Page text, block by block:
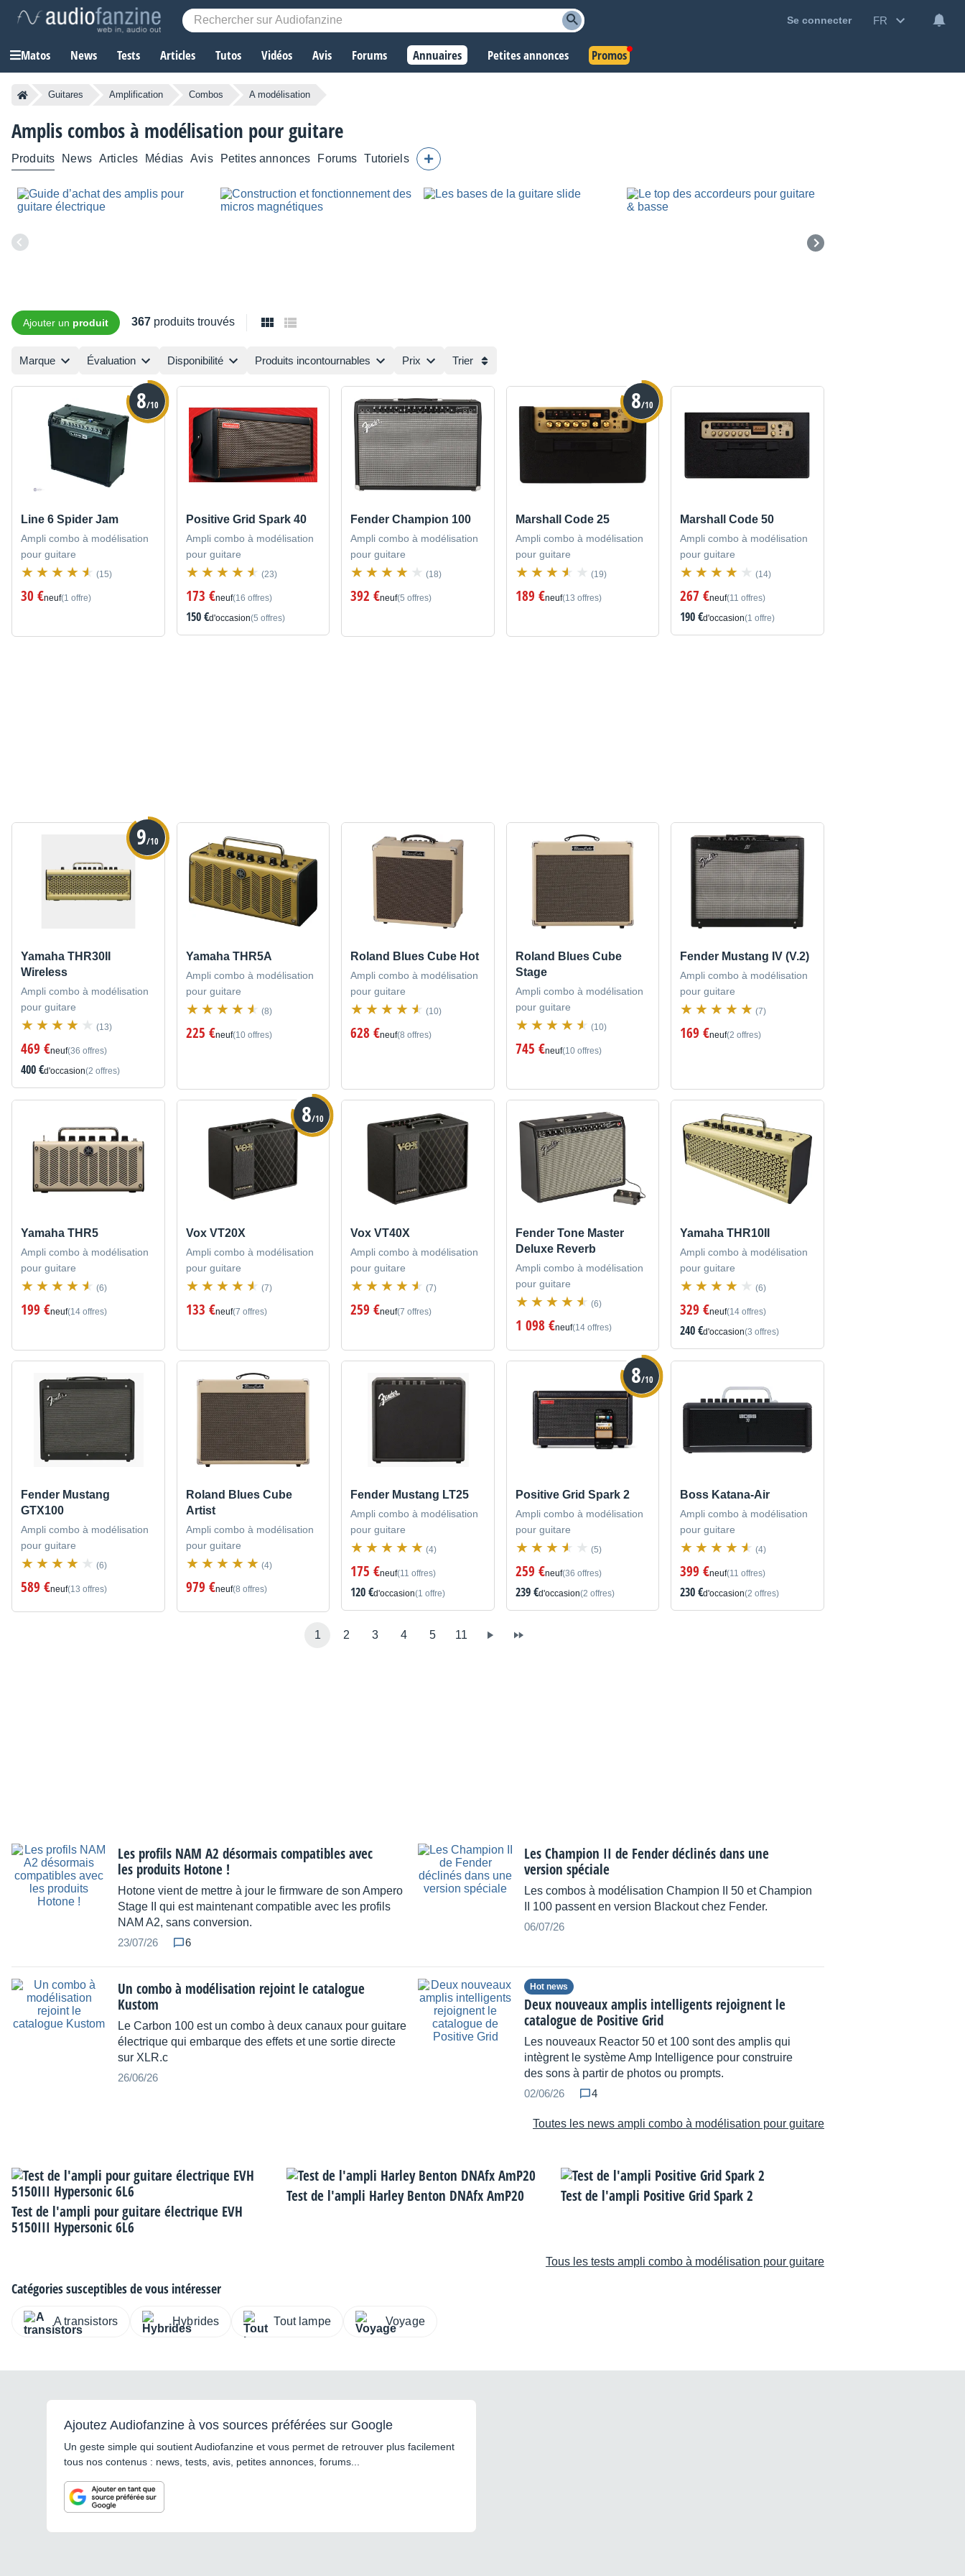
Se connecter FR
Matos News Tests Articles Tutos Vidéos Avis Forums Annuaires Petites annonces Promos
Guitares Amplification Combos A modélisation
Amplis combos à modélisation pour guitare
Produits News Articles Médias Avis Petites annonces Forums Tutoriels
Ajouter un produit 367 produits trouvés
Marque Évaluation Disponibilité Produits incontournables Prix Trier
8/10
Line 6 Spider Jam
Ampli combo à modélisation
pour guitare
(15)
30 €neuf(1 offre)
Positive Grid Spark 40
Ampli combo à modélisation
pour guitare
(23)
173 €neuf(16 offres)
150 €d'occasion(5 offres)
Fender Champion 100
Ampli combo à modélisation
pour guitare
(18)
392 €neuf(5 offres)
8/10
Marshall Code 25
Ampli combo à modélisation
pour guitare
(19)
189 €neuf(13 offres)
Marshall Code 50
Ampli combo à modélisation
pour guitare
(14)
267 €neuf(11 offres)
190 €d'occasion(1 offre)
9/10
Yamaha THR30II
Wireless
Ampli combo à modélisation
pour guitare
(13)
469 €neuf(36 offres)
400 €d'occasion(2 offres)
Yamaha THR5A
Ampli combo à modélisation
pour guitare
(8)
225 €neuf(10 offres)
Roland Blues Cube Hot
Ampli combo à modélisation
pour guitare
(10)
628 €neuf(8 offres)
Roland Blues Cube
Stage
Ampli combo à modélisation
pour guitare
(10)
745 €neuf(10 offres)
Fender Mustang IV (V.2)
Ampli combo à modélisation
pour guitare
(7)
169 €neuf(2 offres)
Yamaha THR5
Ampli combo à modélisation
pour guitare
(6)
199 €neuf(14 offres)
8/10
Vox VT20X
Ampli combo à modélisation
pour guitare
(7)
133 €neuf(7 offres)
Vox VT40X
Ampli combo à modélisation
pour guitare
(7)
259 €neuf(7 offres)
Fender Tone Master
Deluxe Reverb
Ampli combo à modélisation
pour guitare
(6)
1 098 €neuf(14 offres)
Yamaha THR10II
Ampli combo à modélisation
pour guitare
(6)
329 €neuf(14 offres)
240 €d'occasion(3 offres)
Fender Mustang
GTX100
Ampli combo à modélisation
pour guitare
(6)
589 €neuf(13 offres)
Roland Blues Cube
Artist
Ampli combo à modélisation
pour guitare
(4)
979 €neuf(8 offres)
Fender Mustang LT25
Ampli combo à modélisation
pour guitare
(4)
175 €neuf(11 offres)
120 €d'occasion(1 offre)
8/10
Positive Grid Spark 2
Ampli combo à modélisation
pour guitare
(5)
259 €neuf(36 offres)
239 €d'occasion(2 offres)
Boss Katana-Air
Ampli combo à modélisation
pour guitare
(4)
399 €neuf(11 offres)
230 €d'occasion(2 offres)
1 2 3 4 5 11
Les profils NAM A2 désormais compatibles avec
les produits Hotone !
Hotone vient de mettre à jour le firmware de son Ampero
Stage II qui est maintenant compatible avec les profils
NAM A2, sans conversion.
23/07/26
6
Les Champion II de Fender déclinés dans une
version spéciale
Les combos à modélisation Champion II 50 et Champion
II 100 passent en version Blackout chez Fender.
06/07/26
Un combo à modélisation rejoint le catalogue
Kustom
Le Carbon 100 est un combo à deux canaux pour guitare
électrique qui embarque des effets et une sortie directe
sur XLR.c
26/06/26
Hot news
Deux nouveaux amplis intelligents rejoignent le
catalogue de Positive Grid
Les nouveaux Reactor 50 et 100 sont des amplis qui
intègrent le système Amp Intelligence pour construire
des sons à partir de photos ou prompts.
02/06/26
4
Toutes les news ampli combo à modélisation pour guitare
Test de l'ampli pour guitare électrique EVH
5150III Hypersonic 6L6
Test de l'ampli Harley Benton DNAfx AmP20 Test de l'ampli Positive Grid Spark 2
Tous les tests ampli combo à modélisation pour guitare
Catégories susceptibles de vous intéresser
A transistors Hybrides Tout lampe Voyage
Ajoutez Audiofanzine à vos sources préférées sur Google
Un geste simple qui soutient Audiofanzine et vous permet de retrouver plus facilement
tous nos contenus : news, tests, avis, petites annonces, forums...